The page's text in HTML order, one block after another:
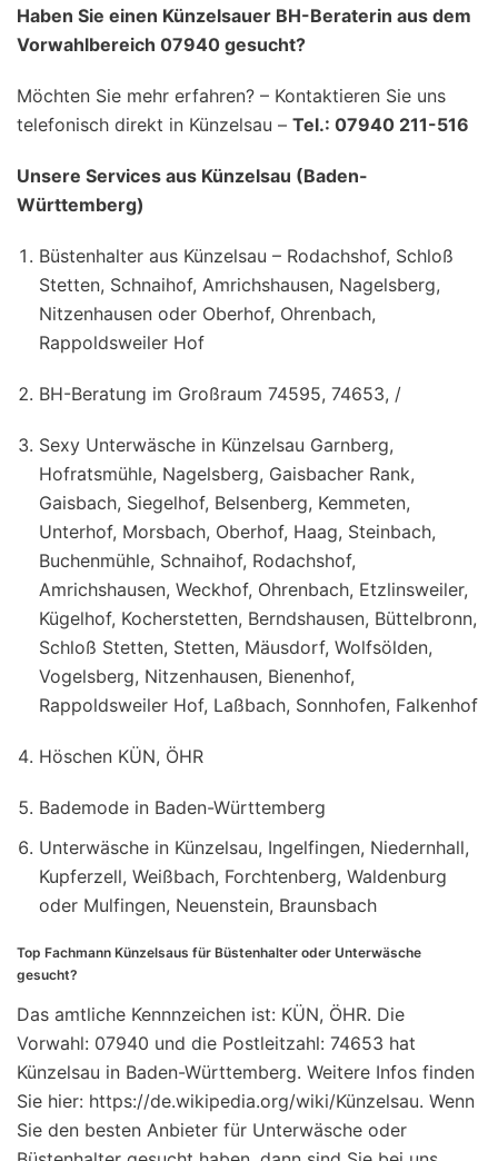
Haben Sie einen Künzelsauer BH-Beraterin aus dem
Vorwahlbereich 07940 gesucht?
Möchten Sie mehr erfahren? – Kontaktieren Sie uns
telefonisch direkt in Künzelsau – Tel.: 07940 211-516
Unsere Services aus Künzelsau (Baden-
Württemberg)
Büstenhalter aus Künzelsau – Rodachshof, Schloß
Stetten, Schnaihof, Amrichshausen, Nagelsberg,
Nitzenhausen oder Oberhof, Ohrenbach,
Rappoldsweiler Hof
BH-Beratung im Großraum 74595, 74653, /
Sexy Unterwäsche in Künzelsau Garnberg,
Hofratsmühle, Nagelsberg, Gaisbacher Rank,
Gaisbach, Siegelhof, Belsenberg, Kemmeten,
Unterhof, Morsbach, Oberhof, Haag, Steinbach,
Buchenmühle, Schnaihof, Rodachshof,
Amrichshausen, Weckhof, Ohrenbach, Etzlinsweiler,
Kügelhof, Kocherstetten, Berndshausen, Büttelbronn,
Schloß Stetten, Stetten, Mäusdorf, Wolfsölden,
Vogelsberg, Nitzenhausen, Bienenhof,
Rappoldsweiler Hof, Laßbach, Sonnhofen, Falkenhof
Höschen KÜN, ÖHR
Bademode in Baden-Württemberg
Unterwäsche in Künzelsau, Ingelfingen, Niedernhall,
Kupferzell, Weißbach, Forchtenberg, Waldenburg
oder Mulfingen, Neuenstein, Braunsbach
Top Fachmann Künzelsaus für Büstenhalter oder Unterwäsche
gesucht?
Das amtliche Kennnzeichen ist: KÜN, ÖHR. Die
Vorwahl: 07940 und die Postleitzahl: 74653 hat
Künzelsau in Baden-Württemberg. Weitere Infos finden
Sie hier: https://de.wikipedia.org/wiki/Künzelsau. Wenn
Sie den besten Anbieter für Unterwäsche oder